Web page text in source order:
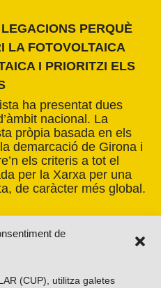
de
(CUP), utilitza galetes
PERQUÈ
LA FOTOVOLTAICA
I PRIORITZI ELS
ha presentat dues
nacional. La
pròpia basada en els
demarcació de Girona i
els criteris a tot el
per la Xarxa per una
de caràcter més global.